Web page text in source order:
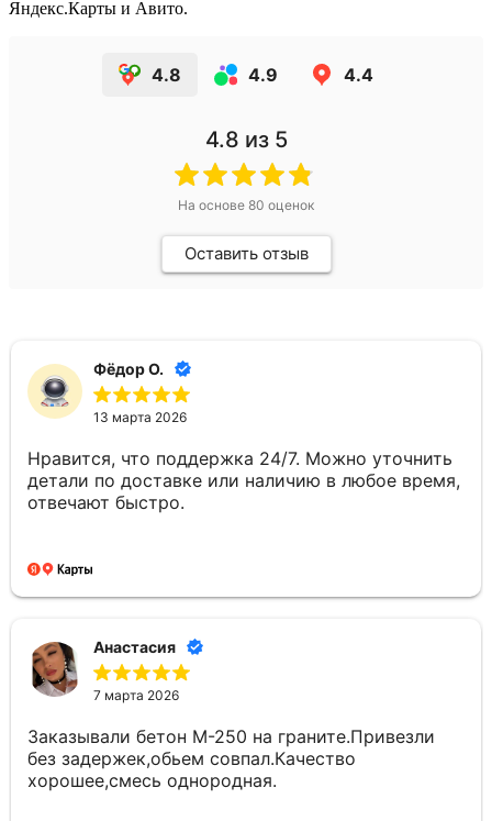
Яндекс.Карты и Авито.
4.8 4.9 4.4
4.8 из 5
На основе 80 оценок
Оставить отзыв
Фёдор О.
13 марта 2026
Нравится, что поддержка 24/7. Можно уточнить
детали по доставке или наличию в любое время,
отвечают быстро.
Анастасия
7 марта 2026
Заказывали бетон М-250 на граните.Привезли
без задержек,обьем совпал.Качество
хорошее,смесь однородная.